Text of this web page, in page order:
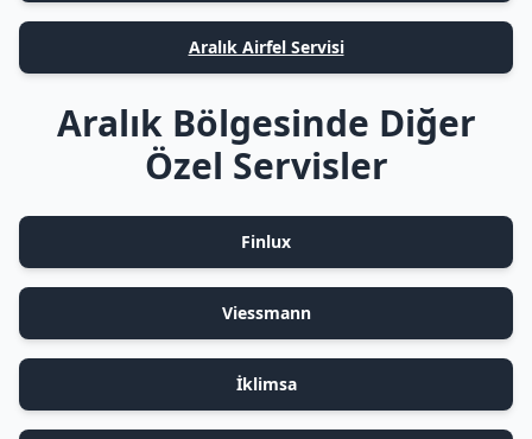
Aralık Airfel Servisi
Aralık Bölgesinde Diğer
Özel Servisler
Finlux
Viessmann
İklimsa